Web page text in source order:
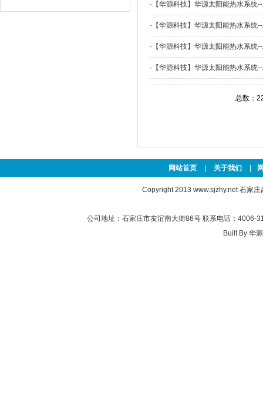
· 【华源科技】华源太阳能热水系统
· 【华源科技】华源太阳能热水系统
· 【华源科技】华源太阳能热水系统
· 【华源科技】华源太阳能热水系统
总数：
网站首页 关于我们
Copyright 2013 www.sjzhy.net石家庄
公司地址：石家庄市友谊南大街86号 联系电话：4006-
Built By 华